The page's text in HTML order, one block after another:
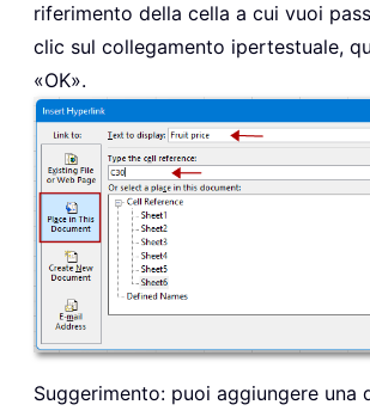
riferimento della cella a cui vuoi
clic sul collegamento ipertestuale,
«OK».
Suggerimento: puoi aggiungere una